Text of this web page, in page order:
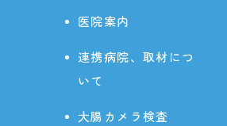
医院案内
連携病院、取材につ
いて
大腸カメラ検査